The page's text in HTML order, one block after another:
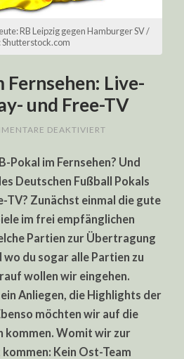
RB Leipzig gegen Hamburger SV /
Shutterstock.com
Fernsehen: Live-
und Free-TV
DEAKTIVIERT
IM
LIVE-
IM
PAY-
UND
FREE-
TV
Pokal im Fernsehen? Und
Deutschen Fußball Pokals
TV? Zunächst einmal die gute
im frei empfänglichen
Partien zur Übertragung
du sogar alle Partien zu
wollen wir eingehen.
Anliegen, die Highlights der
möchten wir auf die
kommen. Womit wir zur
Kein Ost-Team